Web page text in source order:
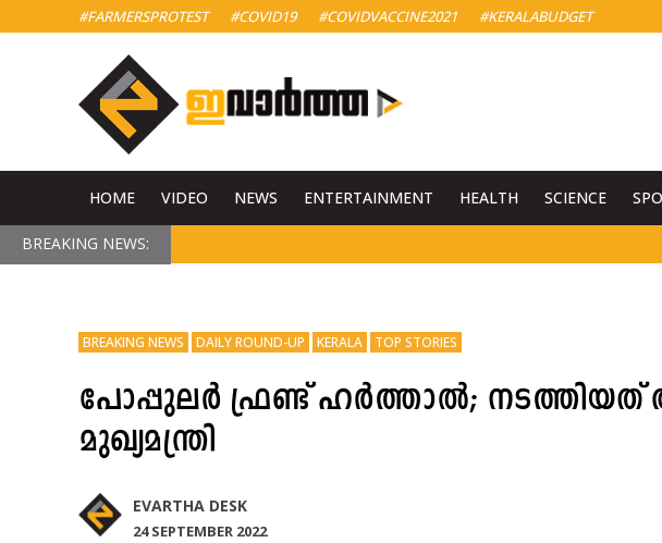
#FARMERSPROTEST #COVID19 #COVIDVACCINE2021 #KERALABUDGET
HOME VIDEO NEWS ENTERTAINMENT HEALTH SCIENCE
BREAKING NEWS:
BREAKING NEWS DAILY ROUND-UP KERALA TOP STORIES
പോപ്പുലർ ഫ്രണ്ട് ഹർത്താൽ;
മുഖ്യമന്ത്രി
EVARTHA DESK
24 SEPTEMBER 2022